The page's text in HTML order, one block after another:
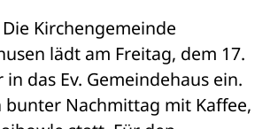
Die Kirchengemeinde
lädt am Freitag, dem 17.
das Ev. Gemeindehaus ein.
Nachmittag mit Kaffee,